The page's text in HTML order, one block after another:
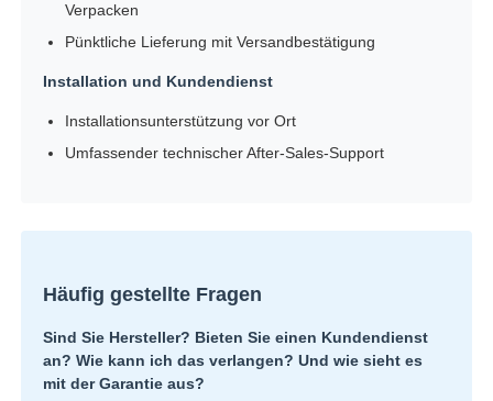
Verpacken
Pünktliche Lieferung mit Versandbestätigung
Installation und Kundendienst
Installationsunterstützung vor Ort
Umfassender technischer After-Sales-Support
Häufig gestellte Fragen
Sind Sie Hersteller? Bieten Sie einen Kundendienst
an? Wie kann ich das verlangen? Und wie sieht es
mit der Garantie aus?